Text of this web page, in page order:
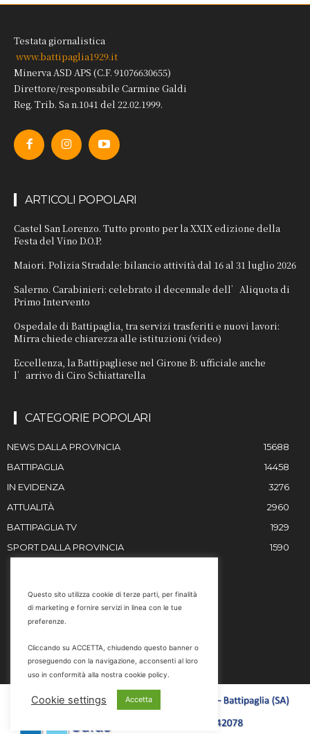
Testata giornalistica
www.battipaglia1929.it
Minerva ASD APS (C.F. 91076630655)
Direttore/responsabile Carmine Galdi
Reg. Trib. Sa n.1041 del 22.02.1999.
ARTICOLI POPOLARI
Castel San Lorenzo. Tutto pronto per la XXIX edizione della
Festa del Vino D.O.P.
Maiori. Polizia Stradale: bilancio attività dal 16 al 31 luglio 2026
Salerno. Carabinieri: celebrato il decennale dell’Aliquota di
Primo Intervento
Ospedale di Battipaglia, tra servizi trasferiti e nuovi lavori:
Mirra chiede chiarezza alle istituzioni (video)
Eccellenza, la Battipagliese nel Girone B: ufficiale anche
l’arrivo di Ciro Schiattarella
CATEGORIE POPOLARI
NEWS DALLA PROVINCIA
15688
BATTIPAGLIA
14458
IN EVIDENZA
3276
ATTUALITÀ
2960
BATTIPAGLIA TV
1929
SPORT DALLA PROVINCIA
1590
Email
marketing@battipaglia1929.it
carminegaldi@virgilio.it
Questo sito utilizza cookie di terze parti, per finalità
di marketing e fornire servizi in linea con le tue
preferenze.
Cliccando su ACCETTA, chiudendo questo banner o
proseguendo con la navigazione, acconsenti al loro
uso in conformità alla nostra cookie policy.
Cookie settings Accetta